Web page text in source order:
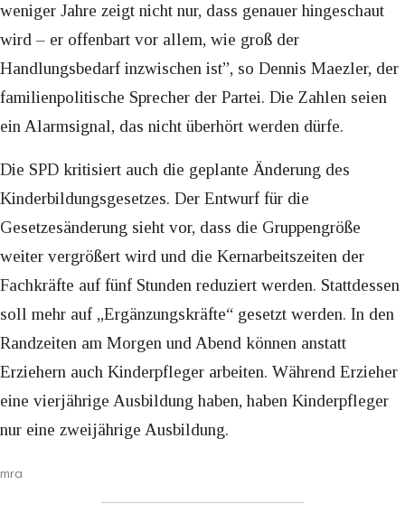
weniger Jahre zeigt nicht nur, dass genauer hingeschaut
wird – er offenbart vor allem, wie groß der
Handlungsbedarf inzwischen ist”, so Dennis Maezler, der
familienpolitische Sprecher der Partei. Die Zahlen seien
ein Alarmsignal, das nicht überhört werden dürfe.
Die SPD kritisiert auch die geplante Änderung des
Kinderbildungsgesetzes. Der Entwurf für die
Gesetzesänderung sieht vor, dass die Gruppengröße
weiter vergrößert wird und die Kernarbeitszeiten der
Fachkräfte auf fünf Stunden reduziert werden. Stattdessen
soll mehr auf „Ergänzungskräfte“ gesetzt werden. In den
Randzeiten am Morgen und Abend können anstatt
Erziehern auch Kinderpfleger arbeiten. Während Erzieher
eine vierjährige Ausbildung haben, haben Kinderpfleger
nur eine zweijährige Ausbildung.
mra